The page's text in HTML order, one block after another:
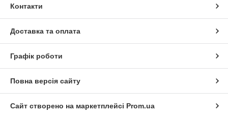
Контакти
Доставка та оплата
Графік роботи
Повна версія сайту
Сайт створено на маркетплейсі Prom.ua